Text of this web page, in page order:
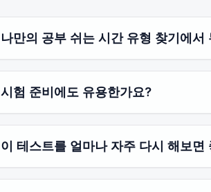
나만의 공부 쉬는 시간 유형 찾기에서
시험 준비에도 유용한가요?
이 테스트를 얼마나 자주 다시 해보면